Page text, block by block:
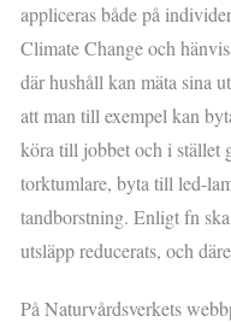
appliceras både på
Climate Change och
där hushåll kan mäta sina
att man till exempel kan
köra till jobbet och i stället
torktumlare, byta till led-
tandborstning. Enligt fn
utsläpp reducerats, och
På Naturvårdsverkets